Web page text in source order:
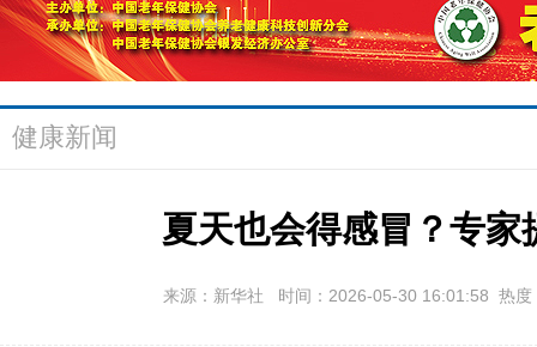
健康新闻
夏天也会得感冒？专家
来源：新华社 时间：2026-05-30 16:01:58 热